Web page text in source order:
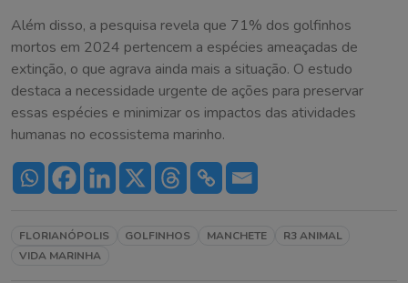
Além disso, a pesquisa revela que 71% dos golfinhos
mortos em 2024 pertencem a espécies ameaçadas de
extinção, o que agrava ainda mais a situação. O estudo
destaca a necessidade urgente de ações para preservar
essas espécies e minimizar os impactos das atividades
humanas no ecossistema marinho.
FLORIANÓPOLIS GOLFINHOS MANCHETE
R3 ANIMAL
VIDA MARINHA